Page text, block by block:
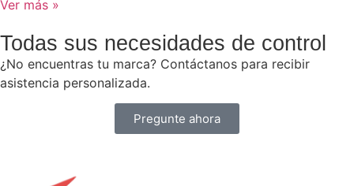
Ver más »
Todas sus necesidades de control
¿No encuentras tu marca? Contáctanos para recibir
asistencia personalizada.
Pregunte ahora